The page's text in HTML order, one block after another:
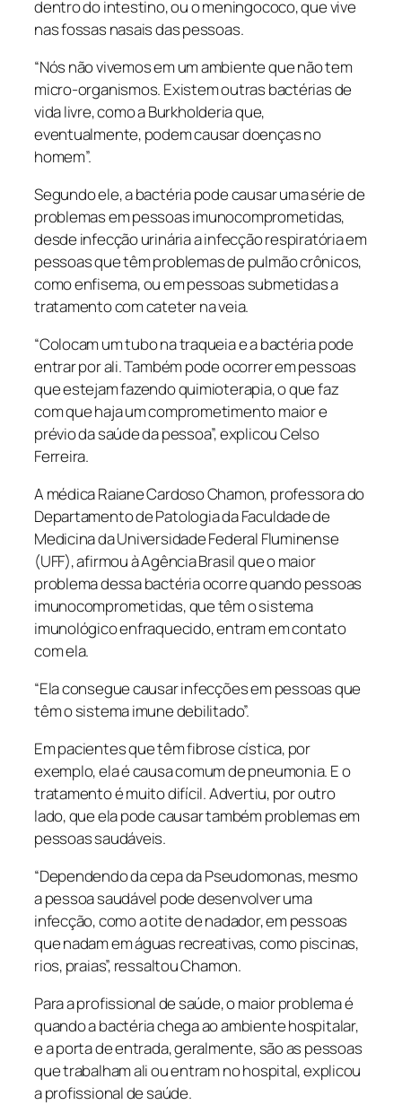
dentro do intestino, ou o meningococo, que vive
nas fossas nasais das pessoas.
“Nós não vivemos em um ambiente que não tem
micro-organismos. Existem outras bactérias de
vida livre, como aBurkholderiaque,
eventualmente, podem causar doenças no
homem”.
Segundo ele, a bactéria pode causar uma série de
problemas em pessoas imunocomprometidas,
desde infecção urinária a infecção respiratória em
pessoas que têm problemas de pulmão crônicos,
como enfisema, ou em pessoas submetidas a
tratamento com cateter na veia.
“Colocam um tubo na traqueia e a bactéria pode
entrar por ali. Também pode ocorrer em pessoas
que estejam fazendo quimioterapia, o que faz
com que haja um comprometimento maior e
prévio da saúde da pessoa”, explicou Celso
Ferreira.
A médica Raiane Cardoso Chamon, professora do
Departamento de Patologia da Faculdade de
Medicina da Universidade Federal Fluminense
(UFF), afirmou à Agência Brasil que o maior
problema dessa bactéria ocorre quando pessoas
imunocomprometidas, que têm o sistema
imunológico enfraquecido, entram em contato
com ela.
“Ela consegue causar infecções em pessoas que
têm o sistema imune debilitado”.
Em pacientes que têm fibrose cística, por
exemplo, ela é causa comum de pneumonia. E o
tratamento é muito difícil. Advertiu, por outro
lado, que ela pode causar também problemas em
pessoas saudáveis.
“Dependendo da cepa daPseudomonas, mesmo
a pessoa saudável pode desenvolver uma
infecção, como a otite de nadador, em pessoas
que nadam em águas recreativas, como piscinas,
rios, praias”, ressaltou Chamon.
Para a profissional de saúde, o maior problema é
quando a bactéria chega ao ambiente hospitalar,
e a porta de entrada, geralmente, são as pessoas
que trabalham ali ou entram no hospital, explicou
a profissional de saúde.